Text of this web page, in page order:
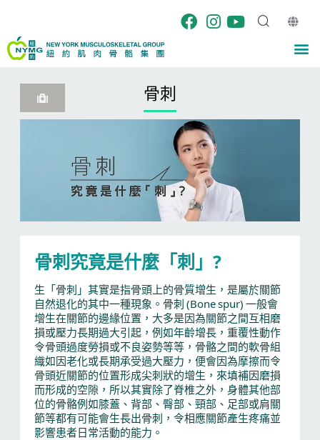
content
骨刺
骨刺究竟是什麼「刺」?
生「骨刺」其實是指骨頭上的骨質增生，是屬於關節
自然退化的其中一種現象。骨刺 (Bone spur) 一般會
增生在關節的邊緣位置，大多是因為關節之間互相磨
損或壓力長期過大引起，例如年齡增長，重覆性動作
令骨頭過度勞損或不良姿勢等等，骨骼之間的軟骨組
織如因老化或長期承受過大壓力，便會因為摩擦而令
骨頭近關節的位置形成尖刺狀的增生，來填補因磨損
而形成的空隙，所以其實除了脊椎之外，身體其他部
位的骨骼例如膝蓋、背部、臀部、頸部、足部或肩關
節等都有可能會生長出骨刺，令相應關節產生疼痛並
影響患者日常活動的能力。